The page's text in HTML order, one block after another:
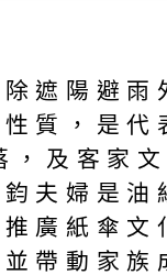
遮陽避
質，是
及客家
夫婦是
廣紙傘
帶動家